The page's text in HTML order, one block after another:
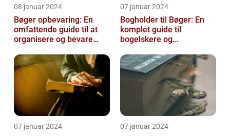
08 januar 2024
Bøger opbevaring: En
omfattende guide til at
organisere og bevare
07 januar 2024
Bogholder til Bøger: En
komplet guide til
bogelskere og
07 januar 2024 07 januar 2024